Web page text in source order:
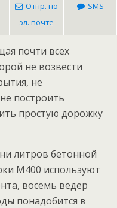
Отпр. по
эл. почте
SMS
почти всех
не возвести
не
построить
простую дорожку
литров бетонной
М400 используют
восемь ведер
понадобится в